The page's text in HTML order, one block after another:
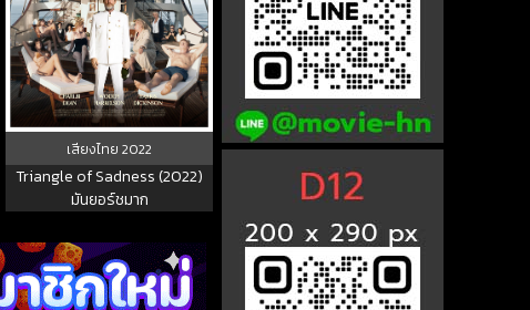
เสียงไทย2022
Triangle of Sadness (2022)
มันยอร์ชมาก